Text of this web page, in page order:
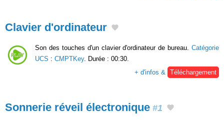
Clavier d'ordinateur
Son des touches d'un clavier d'ordinateur de bureau. Catégorie
UCS : CMPTKey. Durée : 00:30.
+ d'infos & Téléchargement
Sonnerie réveil électronique #1